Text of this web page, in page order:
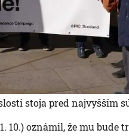
stoja pred najvyšším
10.) oznámil, že mu bude